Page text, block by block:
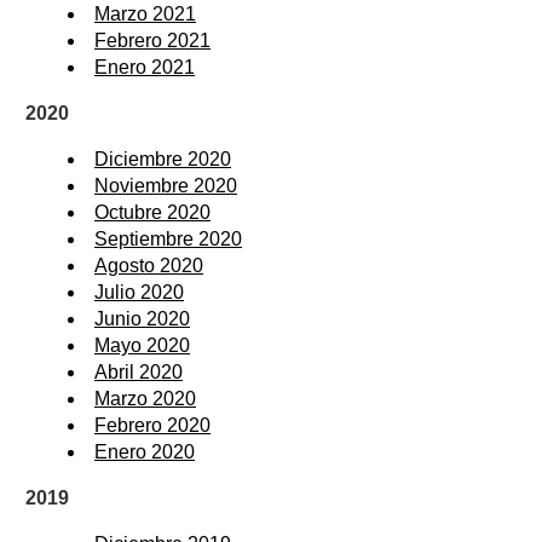
Marzo 2021
Febrero 2021
Enero 2021
2020
Diciembre 2020
Noviembre 2020
Octubre 2020
Septiembre 2020
Agosto 2020
Julio 2020
Junio 2020
Mayo 2020
Abril 2020
Marzo 2020
Febrero 2020
Enero 2020
2019